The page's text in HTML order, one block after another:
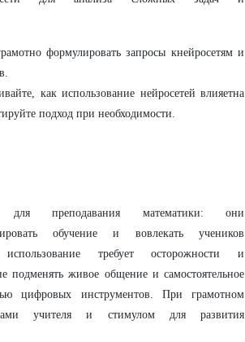
формулировать запросы кнейросетям и
как использование нейросетей влияетна
подход при необходимости.
преподавания математики: они
обучение и вовлекать учеников
требует осторожности и
живое общение и самостоятельное
цифровых инструментов. При грамотном
учителя и стимулом для развития